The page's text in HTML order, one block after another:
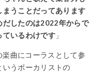
うことだってあります
だしたのは2022年からで
ているわけです 」
曲にコーラスとして参
うボーカリストの